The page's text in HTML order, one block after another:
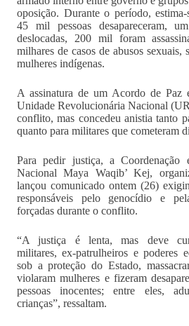
oposição. Durante o período,
45 mil pessoas desapareceram,
deslocadas, 200 mil foram
milhares de casos de abusos sexuais,
mulheres indígenas.
A assinatura de um Acordo de Paz
Unidade Revolucionária Nacional
conflito, mas concedeu anistia tanto
quanto para militares que cometeram
Para pedir justiça, a Coordenação
Nacional Maya Waqib’ Kej,
lançou comunicado ontem (26)
responsáveis pelo genocídio e
forçadas durante o conflito.
“A justiça é lenta, mas deve
militares, ex-patrulheiros e poderes
sob a proteção do Estado,
violaram mulheres e fizeram
pessoas inocentes; entre eles,
crianças”, ressaltam.